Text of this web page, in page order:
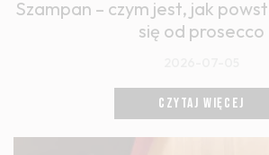
Szampan – czym jest, jak
się od prosecco
CZYTAJ WIĘCEJ